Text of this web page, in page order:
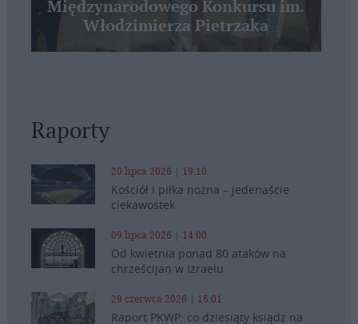
Międzynarodowego Konkursu im.
Włodzimierza Pietrzaka
Raporty
20 lipca 2026 | 19:10
Kościół i piłka nożna – jedenaście
ciekawostek
09 lipca 2026 | 14:00
Od kwietnia ponad 80 ataków na
chrześcijan w Izraelu
29 czerwca 2026 | 16:01
Raport PKWP: co dziesiąty ksiądz na